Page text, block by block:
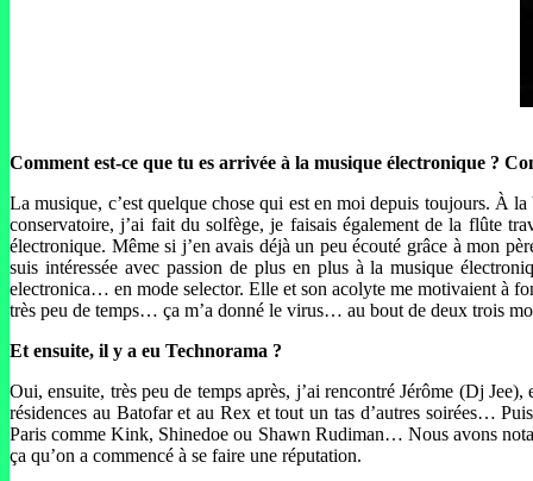
Comment est-ce que tu es arrivée à la musique électronique ?
La musique, c’est quelque chose qui est en moi depuis toujours. À
conservatoire, j’ai fait du solfège, je faisais également de la flûte
électronique. Même si j’en avais déjà un peu écouté grâce à mon
suis intéressée avec passion de plus en plus à la musique
electronica… en mode selector. Elle et son acolyte me motivaient à
très peu de temps… ça m’a donné le virus… au bout de deux trois
Et ensuite, il y a eu Technorama ?
Oui, ensuite, très peu de temps après, j’ai rencontré Jérôme (Dj
résidences au Batofar et au Rex et tout un tas d’autres soirées…
Paris comme Kink, Shinedoe ou Shawn Rudiman… Nous avons
ça qu’on a commencé à se faire une réputation.